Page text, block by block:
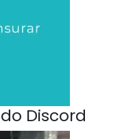
Discord